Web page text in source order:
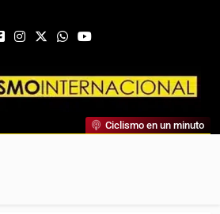
Internacional
Mundial. Entrevistas, Análisis,
La Web Ciclista De Referencia.
Ciclismo en un minuto